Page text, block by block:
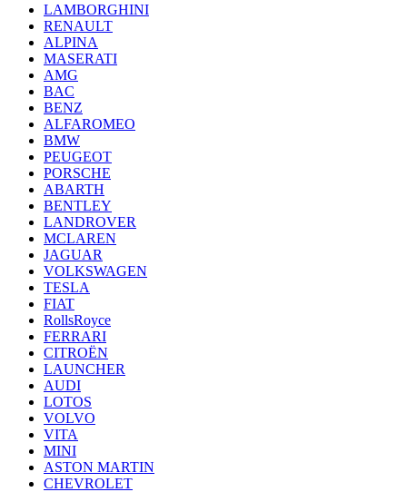
LAMBORGHINI
RENAULT
ALPINA
MASERATI
AMG
BAC
BENZ
ALFAROMEO
BMW
PEUGEOT
PORSCHE
ABARTH
BENTLEY
LANDROVER
MCLAREN
JAGUAR
VOLKSWAGEN
TESLA
FIAT
RollsRoyce
FERRARI
CITROËN
LAUNCHER
AUDI
LOTOS
VOLVO
VITA
MINI
ASTON MARTIN
CHEVROLET